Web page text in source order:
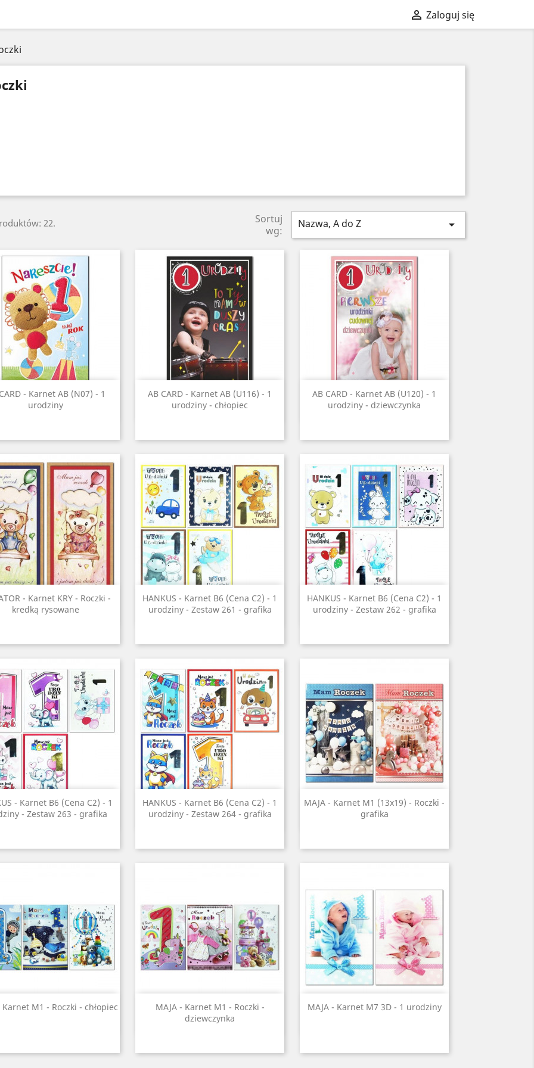
 Zaloguj się
22.
Sortuj
wg:
Nazwa, A do Z 
- Karnet AB (N07) - 1
urodziny
Szybki podgląd
AB CARD - Karnet AB (U116) - 1
urodziny - chłopiec
Szybki podgląd
AB CARD - Karnet AB (U120) - 1
urodziny - dziewczynka
Szybki podgląd
- Karnet KRY - Roczki -
kredką rysowane
Szybki podgląd
HANKUS - Karnet B6 (Cena C2) - 1
urodziny - Zestaw 261 - grafika
 Szybki podgląd
HANKUS - Karnet B6 (Cena C2) - 1
urodziny - Zestaw 262 - grafika
 Szybki podgląd
- Karnet B6 (Cena C2) - 1
- Zestaw 263 - grafika
 Szybki podgląd
HANKUS - Karnet B6 (Cena C2) - 1
urodziny - Zestaw 264 - grafika
 Szybki podgląd
MAJA - Karnet M1 (13x19) - Roczki -
grafika
Szybki podgląd
Karnet M1 - Roczki - chłopiec
Szybki podgląd
MAJA - Karnet M1 - Roczki -
dziewczynka
Szybki podgląd MAJA - Karnet M7 3D - 1 urodziny
Szybki podgląd